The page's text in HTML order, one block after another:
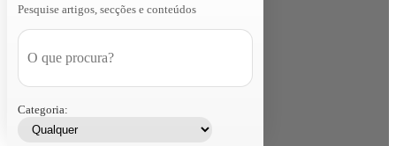
Pesquise artigos, secções e conteúdos
Categoria: